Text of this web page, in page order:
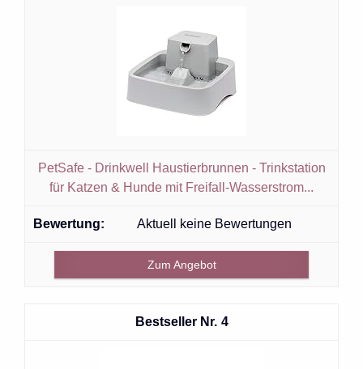
PetSafe - Drinkwell Haustierbrunnen - Trinkstation
für Katzen & Hunde mit Freifall-Wasserstrom...
Aktuell keine Bewertungen
Zum Angebot
4